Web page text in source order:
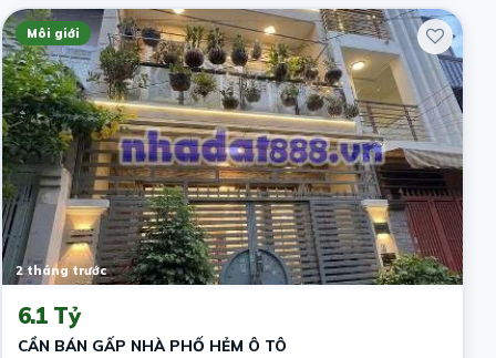
Môi giới
2 tháng trước
6.1 Tỷ
CẦN BÁN GẤP NHÀ PHỐ HẺM Ô TÔ